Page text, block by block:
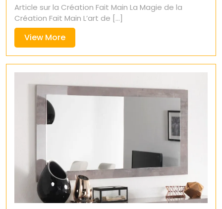
Article sur la Création Fait Main La Magie de la
Création Fait Main L’art de [...]
View MoreView
More